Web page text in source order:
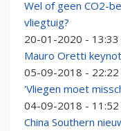
Wel of geen CO2-
vliegtuig?
20-01-2020 - 13:33
Mauro Oretti
05-09-2018 - 22:22
'Vliegen moet
04-09-2018 - 11:52
China Southern